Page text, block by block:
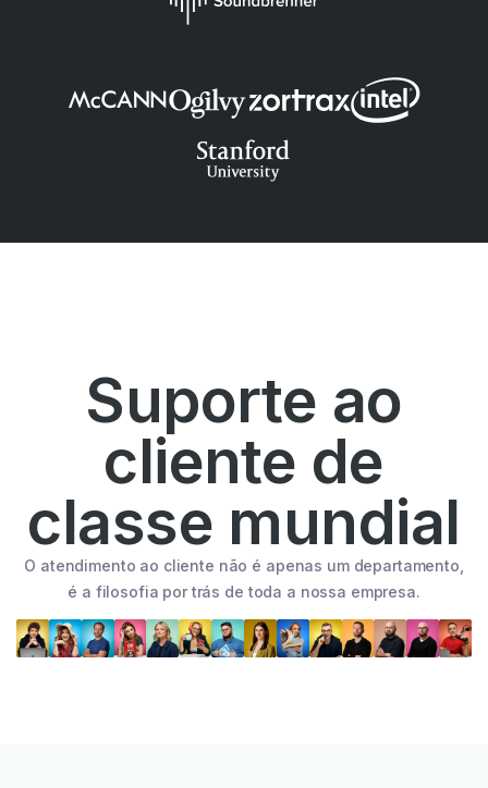
Suporte ao
cliente de
classe mundial
O atendimento ao cliente não é apenas um departamento,
é a filosofia por trás de toda a nossa empresa.